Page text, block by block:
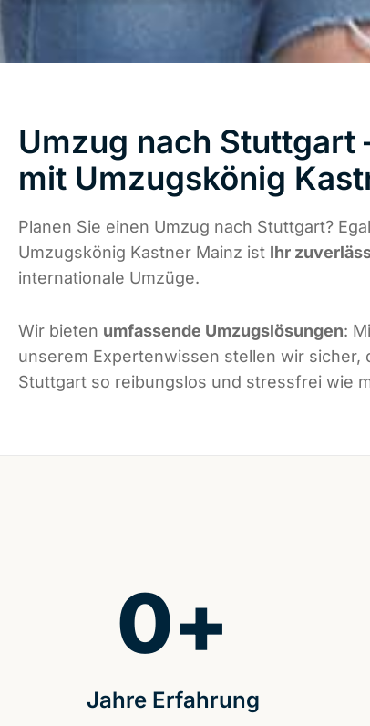
Umzug nach Stuttgart
mit Umzugskönig
Planen Sie einen Umzug nach Stuttgart?
Umzugskönig Kastner Mainz ist Ihr
internationale Umzüge.
Wir bieten umfassende Umzugslösungen:
unserem Expertenwissen stellen wir sicher,
Stuttgart so reibungslos und stressfrei wie
Jahre Erfahrung
0+